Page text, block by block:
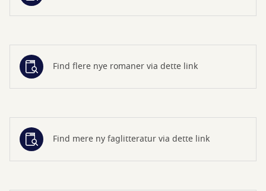
Find flere nye romaner via dette link
Find mere ny faglitteratur via dette link